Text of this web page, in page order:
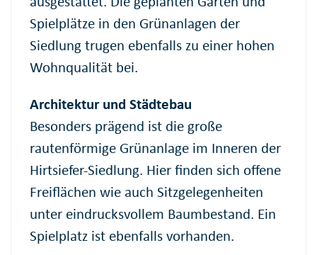
Spielplätze in den Grünanlagen der
Siedlung trugen ebenfalls zu einer hohen
Wohnqualität bei.
Architektur und Städtebau
Besonders prägend ist die große
rautenförmige Grünanlage im Inneren der
Hirtsiefer-Siedlung. Hier finden sich offene
Freiflächen wie auch Sitzgelegenheiten
unter eindrucksvollem Baumbestand. Ein
Spielplatz ist ebenfalls vorhanden.